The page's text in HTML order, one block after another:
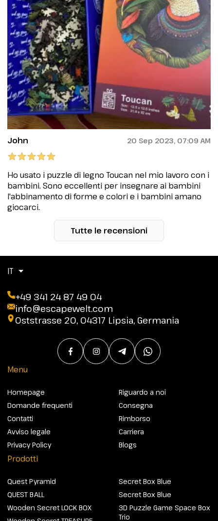
John 20 Sep 2023, 07:09 AM
Ho usato i puzzle di legno Toucan nel mio lavoro con i
bambini. Sono eccellenti per insegnare ai bambini
l'abbinamento di forme e colori e i bambini amano
giocarci.
Tutte le recensioni
IT
+49 341 24 87 49 04
info@escapewelt.com
Oststrasse 20, 04317 Lipsia, Germania
Menu
Homepage
Domande frequenti
Contatti
Avviso legale
Privacy Policy
Riguardo a noi
Consegna
Rimborso
Carriera
Blogs
Prodotti
Quest Pyramid
QUEST BALL
Wooden Secret LOCK BOX
Secret Box Blue
Secret Box Blue
3D Puzzle Game Space Box
Trio